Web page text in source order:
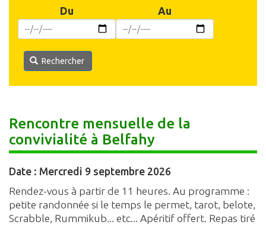
Du Au
Rechercher
Rencontre mensuelle de la
convivialité à Belfahy
Date : Mercredi 9 septembre 2026
Rendez-vous à partir de 11 heures. Au programme :
petite randonnée si le temps le permet, tarot, belote,
Scrabble, Rummikub... etc... Apéritif offert. Repas tiré